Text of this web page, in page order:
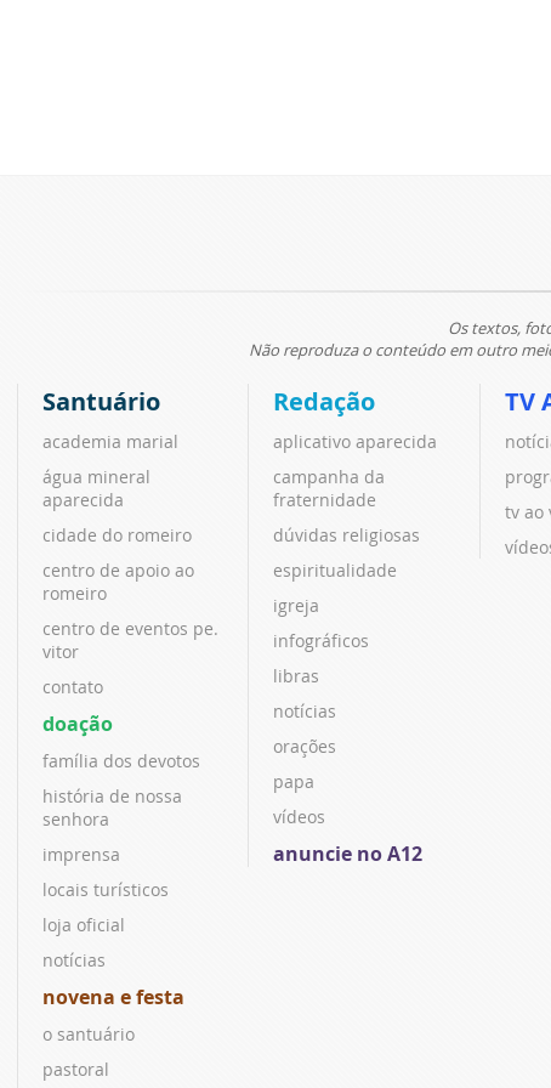
Os textos,
Não reproduza o conteúdo em outro
Santuário
academia marial
água mineral
aparecida
cidade do romeiro
centro de apoio ao
romeiro
centro de eventos pe.
vitor
contato
doação
família dos devotos
história de nossa
senhora
imprensa
locais turísticos
loja oficial
notícias
novena e festa
o santuário
pastoral
Redação
aplicativo aparecida
campanha da
fraternidade
dúvidas religiosas
espiritualidade
igreja
infográficos
libras
notícias
orações
papa
vídeos
anuncie no A12
TV
tv ao